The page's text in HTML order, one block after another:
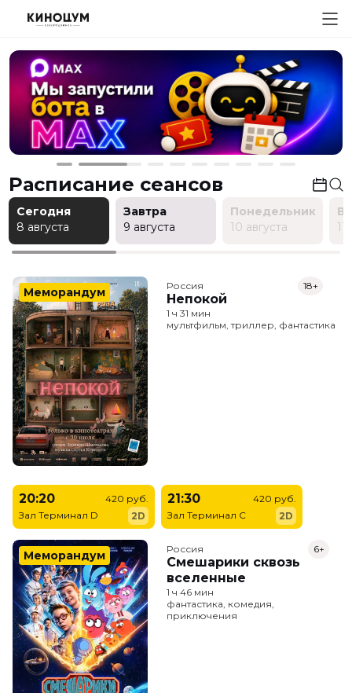
Расписание сеансов
Сегодня
8 августа
Завтра
9 августа
Понедельник
10 августа
11
Меморандум Россия
Непокой
18+
1 ч 31 мин
мультфильм, триллер, фантастика
20:20
Зал Терминал D
420 руб.
2D
21:30
Зал Терминал C
420 руб.
2D
Меморандум Россия
Смешарики сквозь
вселенные
6+
1 ч 46 мин
фантастика, комедия,
приключения